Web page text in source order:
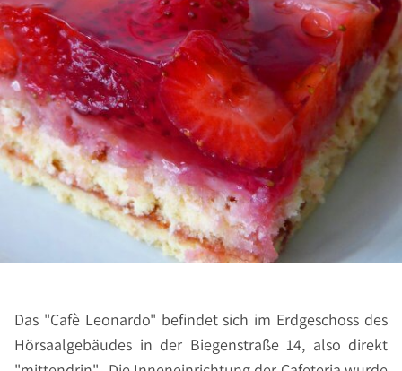
Das "Cafè Leonardo" befindet sich im Erdgeschoss des
Hörsaalgebäudes in der Biegenstraße 14, also direkt